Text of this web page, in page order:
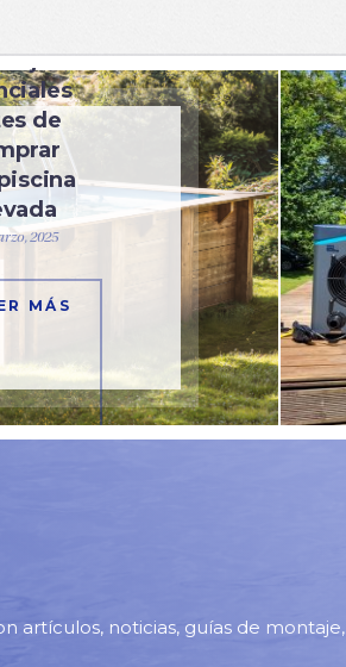
de
2025
MÁS
artículos, noticias, guías de